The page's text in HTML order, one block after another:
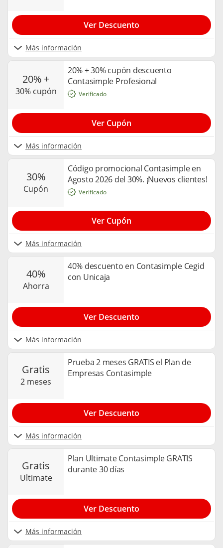
Más información
Ver Descuento
20% +
30% cupón
20% + 30% cupón descuento
Contasimple Profesional
Más información
Verificado
Ver Cupón
30%
cupón
Código promocional Contasimple en
Agosto 2026 del 30%. ¡Nuevos clientes!
Más información
Verificado
Ver Cupón
40%
ahorra
40% descuento en Contasimple Cegid
con Unicaja
Más información
Ver Descuento
gratis
2 meses
Prueba 2 meses GRATIS el Plan de
Empresas Contasimple
Más información
Ver Descuento
gratis
ultimate
Plan Ultimate Contasimple GRATIS
durante 30 días
Más información
Ver Descuento